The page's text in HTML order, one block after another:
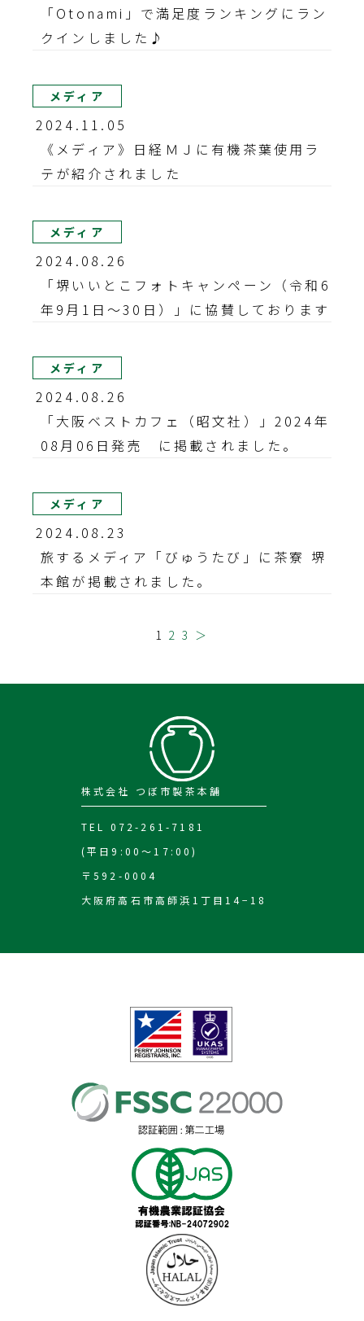
「Otonami」で満足度ランキングにラン
クインしました♪
メディア
2024.11.05
《メディア》日経ＭＪに有機茶葉使用ラ
テが紹介されました
メディア
2024.08.26
「堺いいとこフォトキャンペーン（令和6
年9月1日～30日）」に協賛しております
メディア
2024.08.26
「大阪ベストカフェ（昭文社）」2024年
08月06日発売 に掲載されました。
メディア
2024.08.23
旅するメディア「びゅうたび」に茶寮 堺
本館が掲載されました。
1 2 3 ＞
株式会社 つぼ市製茶本舗
TEL 072-261-7181
(平日9:00～17:00)
〒592-0004
大阪府高石市高師浜1丁目14−18